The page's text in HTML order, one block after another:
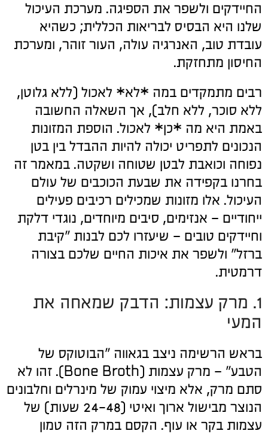
החיידקים ולשפר את הספיגה. מערכת העיכול
שלנו היא הבסיס לבריאות הכללית; כשהיא
עובדת טוב, האנרגיה עולה, העור זוהר, ומערכת
החיסון מתחזקת.
רבים מתמקדים במה *לא* לאכול (ללא גלוטן,
ללא סוכר, ללא חלב), אך השאלה החשובה
באמת היא מה *כן* לאכול. הוספת המזונות
הנכונים לתפריט יכולה להיות ההבדל בין בטן
נפוחה וכואבת לבטן שטוחה ושקטה. במאמר זה
בחרנו בקפידה את שבעת הכוכבים של עולם
העיכול. אלו מזונות שמכילים רכיבים פעילים
ייחודיים – אנזימים, סיבים מיוחדים, נוגדי דלקת
וחיידקים טובים – שיעזרו לכם לבנות "קיבת
ברזל" ולשפר את איכות החיים שלכם בצורה
דרמטית.
1. מרק עצמות: הדבק שמאחה את
המעי
בראש הרשימה ניצב בגאווה "הבוטוקס של
הטבע" – מרק עצמות (Bone Broth). זהו לא
סתם מרק, אלא מיצוי עמוק של מינרלים וחלבונים
הנוצר מבישול ארוך ואיטי (24-48 שעות) של
עצמות בקר או עוף. הקסם במרק הזה טמון